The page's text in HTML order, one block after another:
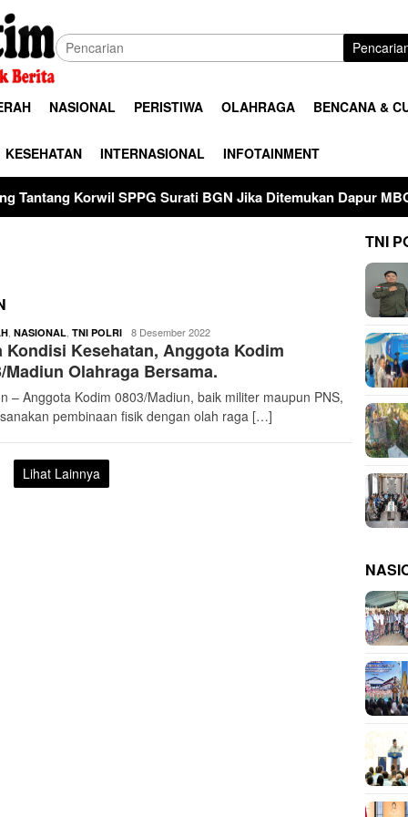
NASIONAL PERISTIWA OLAHRAGA BENCANA &
KESEHATAN INTERNASIONAL INFOTAINMENT
Surati BGN Jika Ditemukan Dapur MBG Tak Penuhi
NASIONAL TNI POLRIkodim
0803
madiun
8 Desember 2022
Kondisi Kesehatan, Anggota Kodim
Madiun Olahraga Bersama.
– Anggota Kodim 0803/Madiun, baik militer maupun PNS,
pembinaan fisik dengan olah raga […]
Lihat Lainnya
TNI